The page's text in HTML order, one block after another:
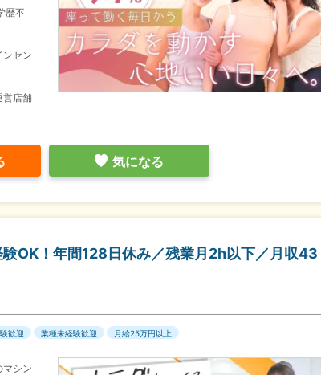
歴不
ンセン
営店舗
気になる
験OK！年間128日休み／残業月2h以下／月収43
歓迎 業種未経験歓迎 月給25万円以上
マシン